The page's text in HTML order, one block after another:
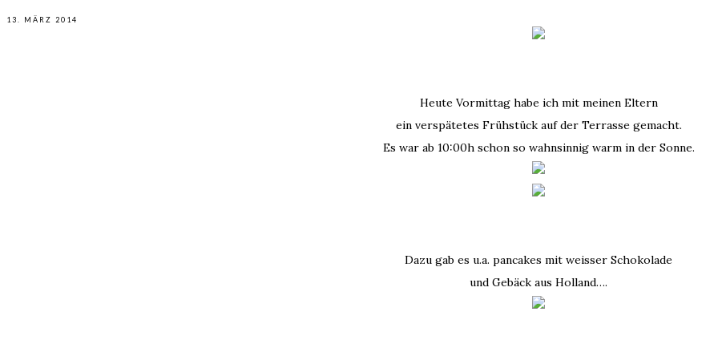
13. MÄRZ 2014
Heute Vormittag habe ich mit meinen Eltern
ein verspätetes Frühstück auf der Terrasse gemacht.
Es war ab 10:00h schon so wahnsinnig warm in der Sonne.
Dazu gab es u.a. pancakes mit weisser Schokolade
und Gebäck aus Holland….